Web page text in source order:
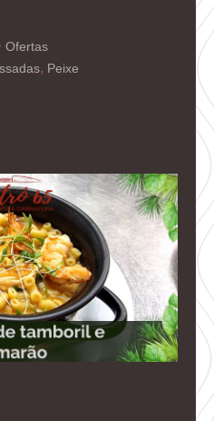
Ofertas
, Peixe